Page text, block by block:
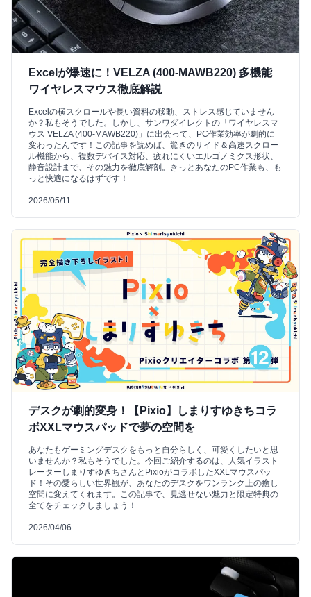
Excelが爆速に！VELZA (400-MAWB220) 多機能
ワイヤレスマウス徹底解説
Excelの横スクロールや長い資料の移動、ストレス感じていません
か？私もそうでした。しかし、サンワダイレクトの「ワイヤレスマ
ウス VELZA (400-MAWB220)」に出会って、PC作業効率が劇的に
変わったんです！この記事を読めば、驚きのサイド＆高速スクロー
ル機能から、複数デバイス対応、疲れにくいエルゴノミクス形状、
静音設計まで、その魅力を徹底解剖。きっとあなたのPC作業も、も
っと快適になるはずです！
2026/05/11
デスクが劇的変身！【Pixio】しまりすゆきちコラ
ボXXLマウスパッドで夢の空間を
あなたもゲーミングデスクをもっと自分らしく、可愛くしたいと思
いませんか？私もそうでした。今回ご紹介するのは、人気イラスト
レーターしまりすゆきちさんとPixioがコラボしたXXLマウスパッ
ド！その愛らしい世界観が、あなたのデスクをワンランク上の癒し
空間に変えてくれます。この記事で、見逃せない魅力と限定特典の
全てをチェックしましょう！
2026/04/06